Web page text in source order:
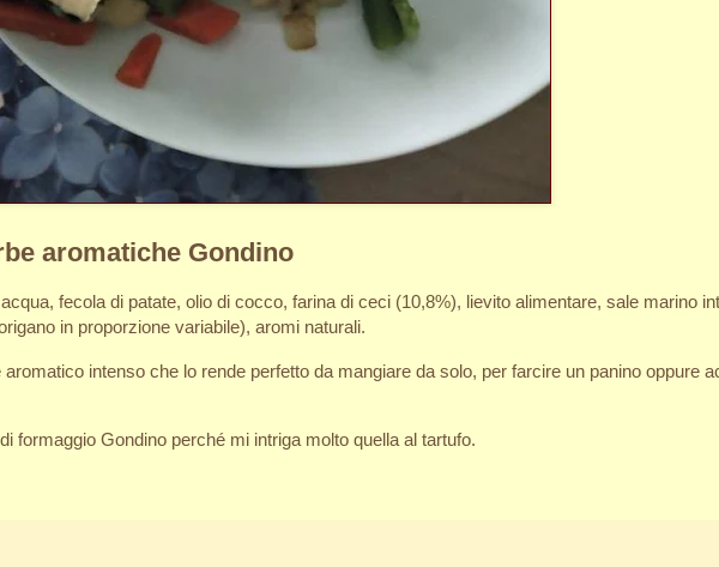
aromatiche Gondino
fecola di patate, olio di cocco, farina di ceci (10,8%), lievito alimentare, sale marino
in proporzione variabile), aromi naturali.
intenso che lo rende perfetto da mangiare da solo, per farcire un panino oppure
formaggio Gondino perché mi intriga molto quella al tartufo.